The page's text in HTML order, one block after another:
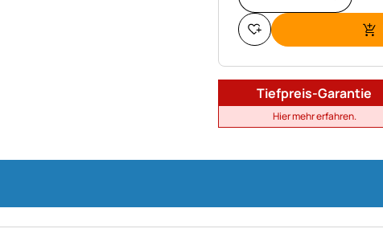
Tiefpreis-Garantie
Hier mehr erfahren.